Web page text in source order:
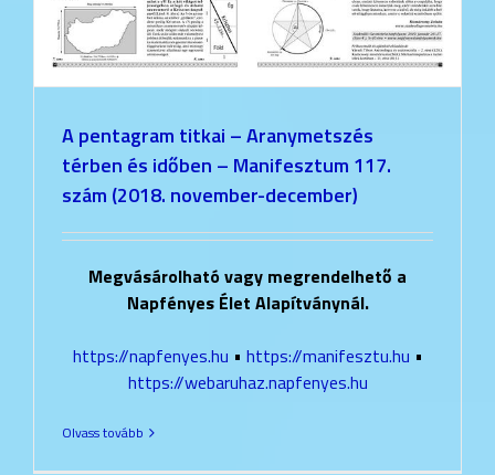
A pentagram titkai – Aranymetszés
térben és időben – Manifesztum 117.
szám (2018. november-december)
Megvásárolható vagy megrendelhető a
Napfényes Élet Alapítványnál.
https://napfenyes.hu • https://manifesztu.hu •
https://webaruhaz.napfenyes.hu
Olvass tovább